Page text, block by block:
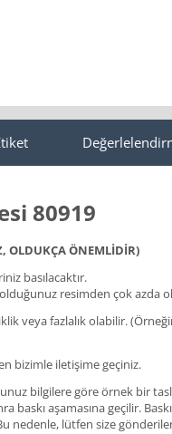
80919
OLDUKÇA ÖNEMLİDİR)
basılacaktır.
resimden çok azda
veya fazlalık olabilir.
bizimle iletişime geçiniz.
bilgilere göre örnek bir
baskı aşamasına geçilir.
nedenle, lütfen size